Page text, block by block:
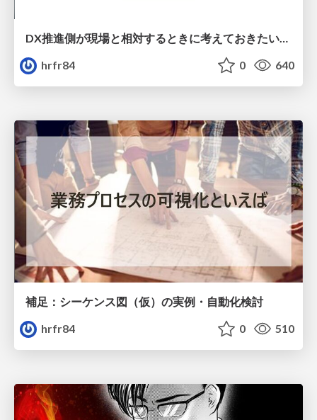
DX推進側が現場と相対するときに考えておきたいこと
hrfr84
0 640
補足：シーケンス図（仮）の実例・自動化検討
hrfr84
0 510